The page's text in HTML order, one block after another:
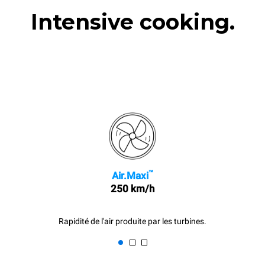
Intensive cooking.
Air.Maxi™
250 km/h
Rapidité de l'air produite par les turbines.